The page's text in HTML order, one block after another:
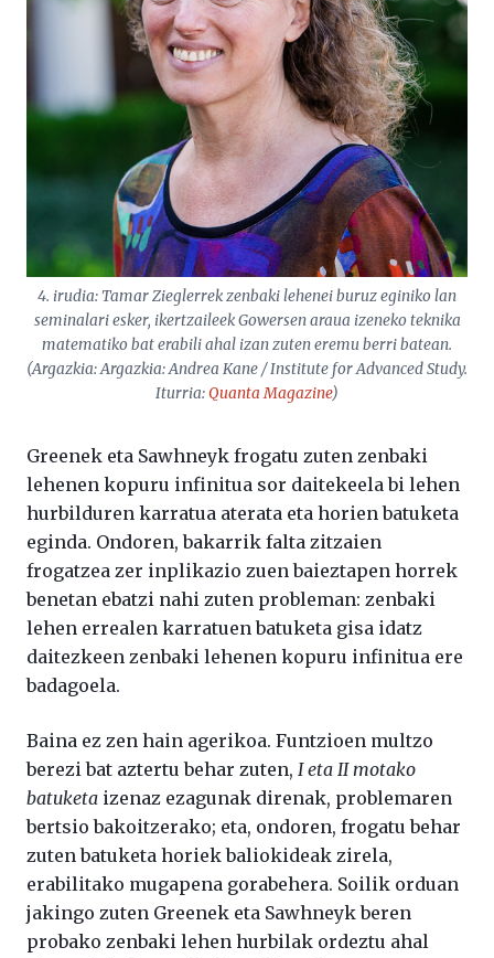
4. irudia: Tamar Zieglerrek zenbaki lehenei buruz eginiko lan
seminalari esker, ikertzaileek Gowersen araua izeneko teknika
matematiko bat erabili ahal izan zuten eremu berri batean.
(Argazkia: Argazkia: Andrea Kane / Institute for Advanced Study.
Iturria:Quanta Magazine)
Greenek eta Sawhneyk frogatu zuten zenbaki
lehenen kopuru infinitua sor daitekeela bi lehen
hurbilduren karratua aterata eta horien batuketa
eginda. Ondoren, bakarrik falta zitzaien
frogatzea zer inplikazio zuen baieztapen horrek
benetan ebatzi nahi zuten probleman: zenbaki
lehen errealen karratuen batuketa gisa idatz
daitezkeen zenbaki lehenen kopuru infinitua ere
badagoela.
Baina ez zen hain agerikoa. Funtzioen multzo
berezi bat aztertu behar zuten, I eta II motako
batuketa izenaz ezagunak direnak, problemaren
bertsio bakoitzerako; eta, ondoren, frogatu behar
zuten batuketa horiek baliokideak zirela,
erabilitako mugapena gorabehera. Soilik orduan
jakingo zuten Greenek eta Sawhneyk beren
probako zenbaki lehen hurbilak ordeztu ahal